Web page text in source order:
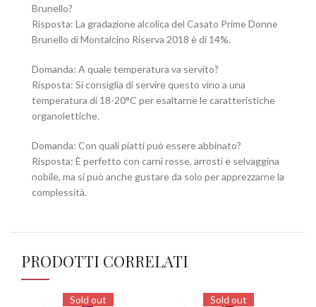
Brunello?
Risposta: La gradazione alcolica del Casato Prime Donne
Brunello di Montalcino Riserva 2018 è di 14%.
Domanda: A quale temperatura va servito?
Risposta: Si consiglia di servire questo vino a una
temperatura di 18-20°C per esaltarne le caratteristiche
organolettiche.
Domanda: Con quali piatti può essere abbinato?
Risposta: È perfetto con carni rosse, arrosti e selvaggina
nobile, ma si può anche gustare da solo per apprezzarne la
complessità.
PRODOTTI CORRELATI
Sold out Sold out